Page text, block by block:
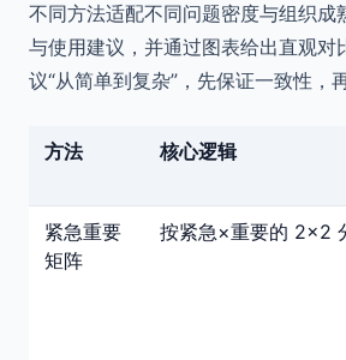
不同方法适配不同问题密度与组织成
与使用建议，并通过图表给出直观对
议“从简单到复杂”，先保证一致性，
方法 核心逻辑
紧急重要
矩阵
按紧急×重要的 2×2